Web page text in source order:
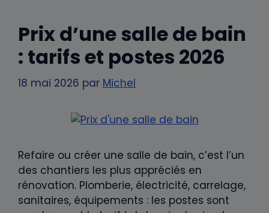
Prix d’une salle de bain
: tarifs et postes 2026
18 mai 2026 par Michel
Refaire ou créer une salle de bain, c’est l’un
des chantiers les plus appréciés en
rénovation. Plomberie, électricité, carrelage,
sanitaires, équipements : les postes sont